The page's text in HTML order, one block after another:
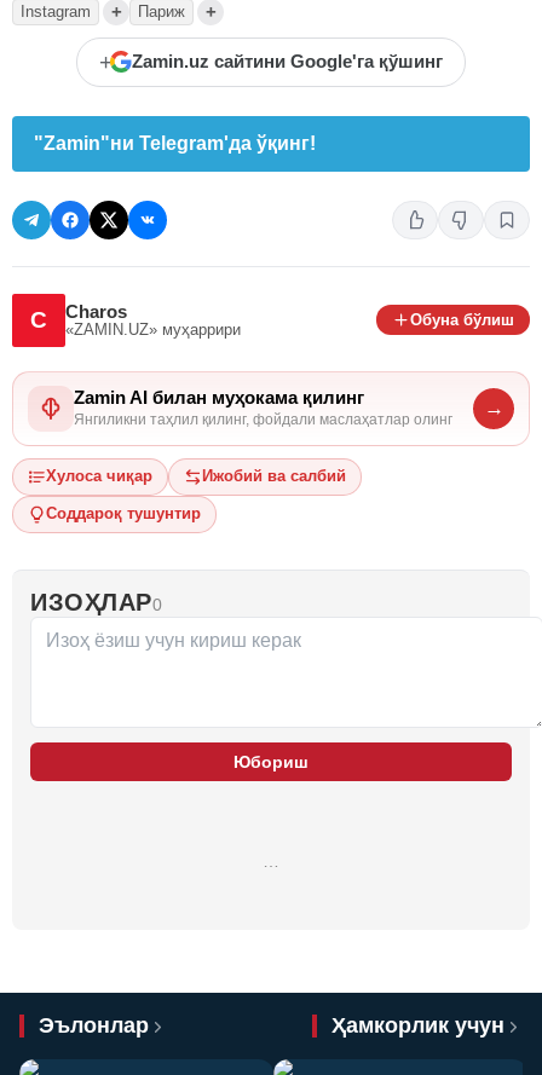
Instagram + Париж +
+ Zamin.uz сайтини Google'га қўшинг
"Zamin"ни Telegram'да ўқинг!
C Charos
«ZAMIN.UZ» муҳаррири
Обуна бўлиш
Zamin AI билан муҳокама қилинг
Янгиликни таҳлил қилинг, фойдали маслаҳатлар олинг
→
Хулоса чиқар Ижобий ва салбий
Соддароқ тушунтир
ИЗОҲЛАР0
Юбориш
Эълонлар Ҳамкорлик учун